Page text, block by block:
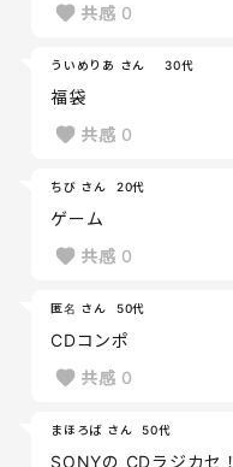
共感 0
ういめりあ さん 30代
福袋
共感 0
ちび さん 20代
ゲーム
共感 0
匿名 さん 50代
CDコンポ
共感 0
まほろば さん 50代
SONYの CDラジカセ！